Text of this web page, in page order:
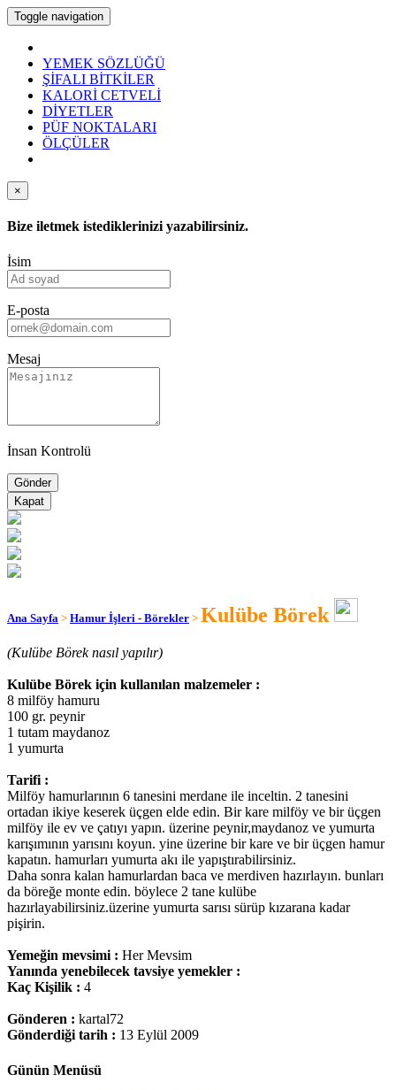
Toggle navigation
YEMEK SÖZLÜĞÜ
ŞİFALI BİTKİLER
KALORİ CETVELİ
DİYETLER
PÜF NOKTALARI
ÖLÇÜLER
×
Bize iletmek istediklerinizi yazabilirsiniz.
İsim
E-posta
Mesaj
İnsan Kontrolü
Kapat
Ana Sayfa > Hamur İşleri - Börekler > Kulübe Börek
(Kulübe Börek nasıl yapılır)
Kulübe Börek için kullanılan malzemeler :
8 milföy hamuru
100 gr. peynir
1 tutam maydanoz
1 yumurta
Tarifi :
Milföy hamurlarının 6 tanesini merdane ile inceltin. 2 tanesini
ortadan ikiye keserek üçgen elde edin. Bir kare milföy ve bir üçgen
milföy ile ev ve çatıyı yapın. üzerine peynir,maydanoz ve yumurta
karışımının yarısını koyun. yine üzerine bir kare ve bir üçgen hamur
kapatın. hamurları yumurta akı ile yapıştırabilirsiniz.
Daha sonra kalan hamurlardan baca ve merdiven hazırlayın. bunları
da böreğe monte edin. böylece 2 tane kulübe
hazırlayabilirsiniz.üzerine yumurta sarısı sürüp kızarana kadar
pişirin.
Yemeğin mevsimi : Her Mevsim
Yanında yenebilecek tavsiye yemekler :
Kaç Kişilik : 4
Gönderen : kartal72
Gönderdiği tarih : 13 Eylül 2009
Günün Menüsü